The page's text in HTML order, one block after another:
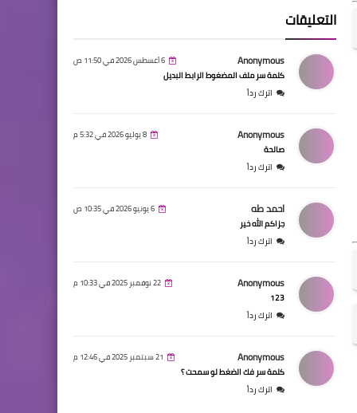
التعليقات
Anonymous 6 أغسطس 2026 في 11:50 ص
كلمة سر ملف المضغوط الرابط البديل
اترك رداً
Anonymous 8 يوليو 2026 في 5:32 م
صالحة
اترك رداً
احمد طه 6 يونيو 2026 في 10:35 ص
جزاكم الله خير
اترك رداً
Anonymous 22 نوفمبر 2025 في 10:33 م
123
اترك رداً
Anonymous 21 سبتمبر 2025 في 12:46 م
كلمة سر فك الضغط لو سمحت ؟
اترك رداً